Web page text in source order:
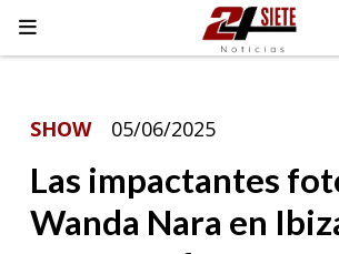
Las impactantes
Wanda Nara en
SHOW 05/06/2025